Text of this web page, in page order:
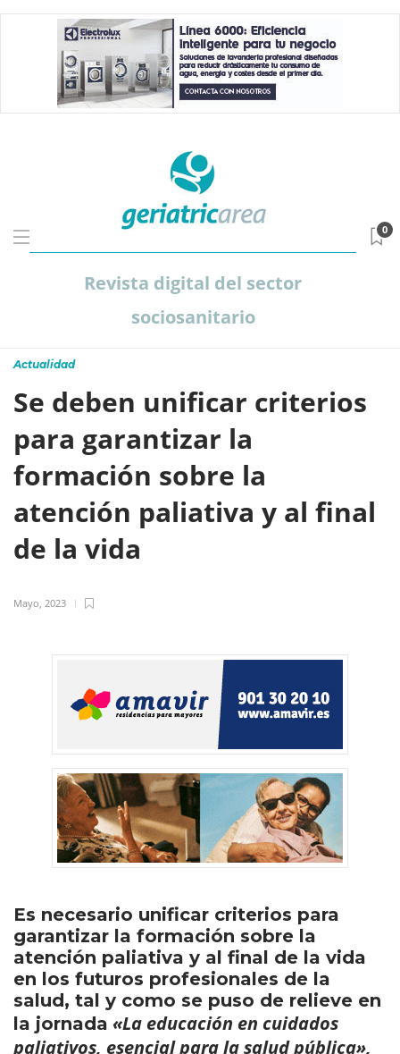
Revista digital del sector
sociosanitario
0
Actualidad
Se deben unificar criterios
para garantizar la
formación sobre la
atención paliativa y al final
de la vida
Mayo, 2023
Es necesario unificar criterios para
garantizar la formación sobre la
atención paliativa y al final de la vida
en los futuros profesionales de la
salud, tal y como se puso de relieve en
la jornada «La educación en cuidados
paliativos, esencial para la salud pública»,